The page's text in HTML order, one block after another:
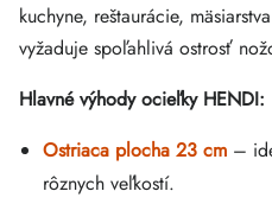
kuchyne, reštaurácie,
vyžaduje spoľahlivá ostrosť
Hlavné výhody ocieľky HENDI:
Ostriaca plocha 23 cm –
rôznych veľkostí.